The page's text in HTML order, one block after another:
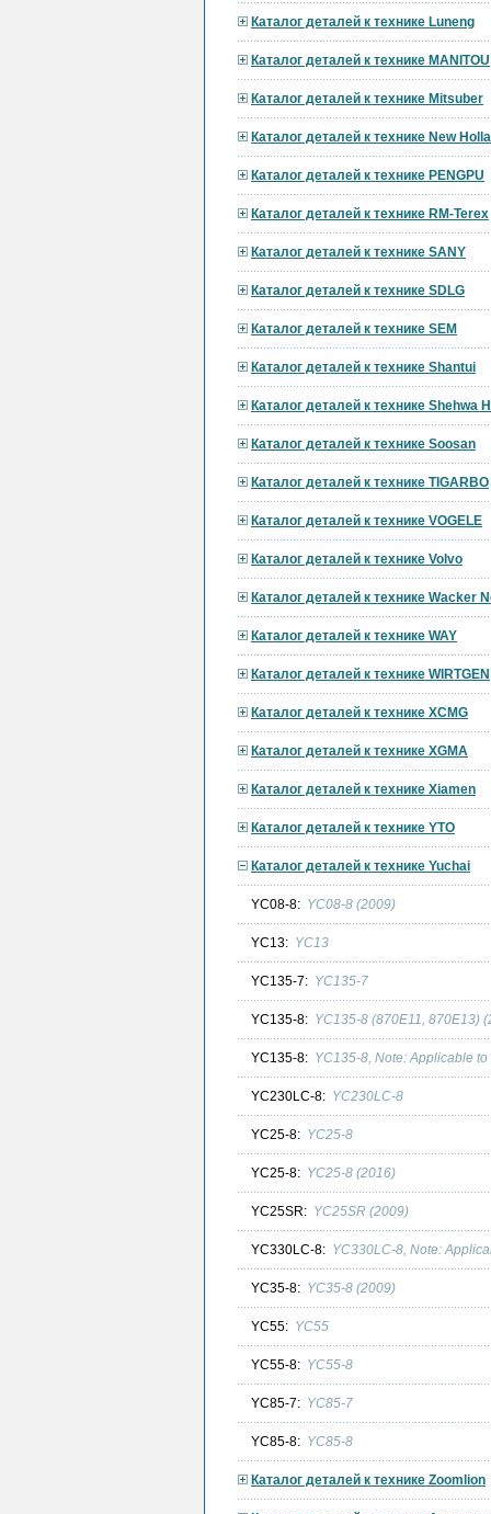
Каталог деталей к технике Luneng
Каталог деталей к технике MANITOU
Каталог деталей к технике Mitsuber
Каталог деталей к технике New
Каталог деталей к технике PENGPU
Каталог деталей к технике RM-Terex
Каталог деталей к технике SANY
Каталог деталей к технике SDLG
Каталог деталей к технике SEM
Каталог деталей к технике Shantui
Каталог деталей к технике Shehwa
Каталог деталей к технике Soosan
Каталог деталей к технике TIGARBO
Каталог деталей к технике VOGELE
Каталог деталей к технике Volvo
Каталог деталей к технике Wacker
Каталог деталей к технике WAY
Каталог деталей к технике WIRTGEN
Каталог деталей к технике XCMG
Каталог деталей к технике XGMA
Каталог деталей к технике Xiamen
Каталог деталей к технике YTO
Каталог деталей к технике Yuchai
YC08-8: YC08-8 (2009)
YC13: YC13
YC135-7: YC135-7
YC135-8: YC135-8 (870E11, 870E13)
YC135-8: YC135-8, Note: Applicable
YC230LC-8: YC230LC-8
YC25-8: YC25-8
YC25-8: YC25-8 (2016)
YC25SR: YC25SR (2009)
YC330LC-8: YC330LC-8, Note:
YC35-8: YC35-8 (2009)
YC55: YC55
YC55-8: YC55-8
YC85-7: YC85-7
YC85-8: YC85-8
Каталог деталей к технике Zoomlion